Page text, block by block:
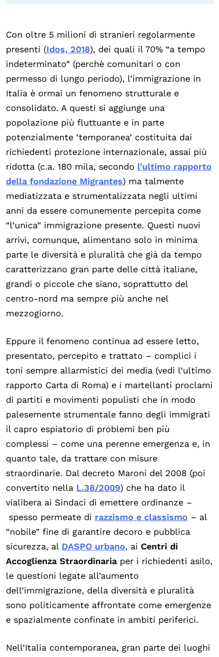
Con oltre 5 milioni di stranieri regolarmente
presenti (Idos, 2018), dei quali il 70% “a tempo
indeterminato” (perchè comunitari o con
permesso di lungo periodo), l’immigrazione in
Italia è ormai un fenomeno strutturale e
consolidato. A questi si aggiunge una
popolazione più fluttuante e in parte
potenzialmente ‘temporanea’ costituita dai
richiedenti protezione internazionale, assai più
ridotta (c.a. 180 mila, secondo l’ultimo rapporto
della fondazione Migrantes) ma talmente
mediatizzata e strumentalizzata negli ultimi
anni da essere comunemente percepita come
“l’unica” immigrazione presente. Questi nuovi
arrivi, comunque, alimentano solo in minima
parte le diversità e pluralità che già da tempo
caratterizzano gran parte delle città italiane,
grandi o piccole che siano, soprattutto del
centro-nord ma sempre più anche nel
mezzogiorno.
Eppure il fenomeno continua ad essere letto,
presentato, percepito e trattato – complici i
toni sempre allarmistici dei media (vedi l’ultimo
rapporto Carta di Roma) e i martellanti proclami
di partiti e movimenti populisti che in modo
palesemente strumentale fanno degli immigrati
il capro espiatorio di problemi ben più
complessi – come una perenne emergenza e, in
quanto tale, da trattare con misure
straordinarie. Dal decreto Maroni del 2008 (poi
convertito nella L.38/2009) che ha dato il
vialibera ai Sindaci di emettere ordinanze –
spesso permeate di razzismo e classismo – al
“nobile” fine di garantire decoro e pubblica
sicurezza, al DASPO urbano, ai Centri di
Accoglienza Straordinaria per i richiedenti asilo,
le questioni legate all’aumento
dell’immigrazione, della diversità e pluralità
sono politicamente affrontate come emergenze
e spazialmente confinate in ambiti periferici.
Nell’Italia contemporanea, gran parte dei luoghi